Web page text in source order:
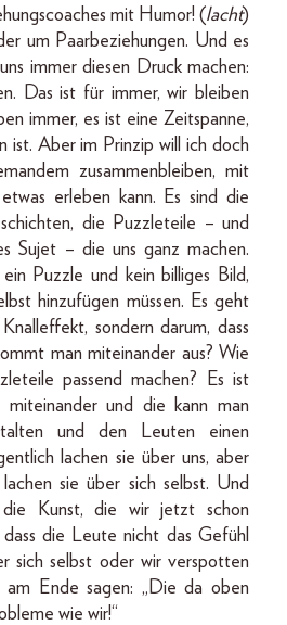
mit Humor! (lacht)
um Paarbeziehungen. Und es
immer diesen Druck machen:
Das ist für immer, wir bleiben
immer, es ist eine Zeitspanne,
ist. Aber im Prinzip will ich doch
zusammenbleiben, mit
erleben kann. Es sind die
die Puzzleteile – und
Sujet – die uns ganz machen.
Puzzle und kein billiges Bild,
hinzufügen müssen. Es geht
sondern darum, dass
man miteinander aus? Wie
passend machen? Es ist
und die kann man
und den Leuten einen
lachen sie über uns, aber
sie über sich selbst. Und
Kunst, die wir jetzt schon
die Leute nicht das Gefühl
sich selbst oder wir verspotten
am Ende sagen: „Die da oben
wie wir!“